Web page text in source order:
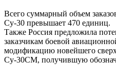
Всего суммарный объем
Су-30 превышает 470 единиц.
Также Россия предложила
заказчикам боевой
модификацию новейшего
Су-30СМ, получившую